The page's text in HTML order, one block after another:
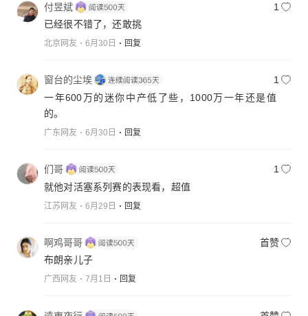
付昱斌
1
已经很不错了，还敢挑
北京网友 6月30日 回复
窗台的尘埃
1
一年600万的迷你中产低了些，1000万一年还是值
的。
广东网友 6月30日 回复
们哥
1
就他对活塞系列赛的表现看，超值
江苏网友 6月29日 回复
啊鸡哥哥
首赞
布朗亲儿子
广西网友 7月1日 回复